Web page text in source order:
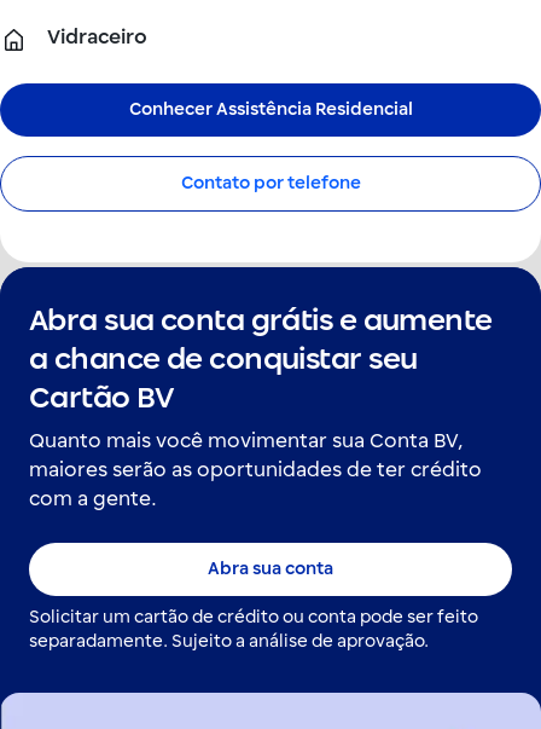
Vidraceiro
Conhecer Assistência Residencial
Contato por telefone
Abra sua conta grátis e aumente
a chance de conquistar seu
Cartão BV
Quanto mais você movimentar sua Conta BV,
maiores serão as oportunidades de ter crédito
com a gente.
Abra sua conta
Solicitar um cartão de crédito ou conta pode ser feito
separadamente. Sujeito a análise de aprovação.